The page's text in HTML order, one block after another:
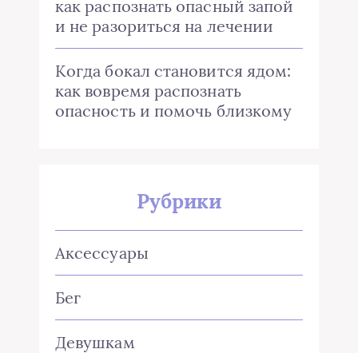
как распознать опасный запой
и не разориться на лечении
Когда бокал становится ядом:
как вовремя распознать
опасность и помочь близкому
Рубрики
Аксессуары
Бег
Девушкам